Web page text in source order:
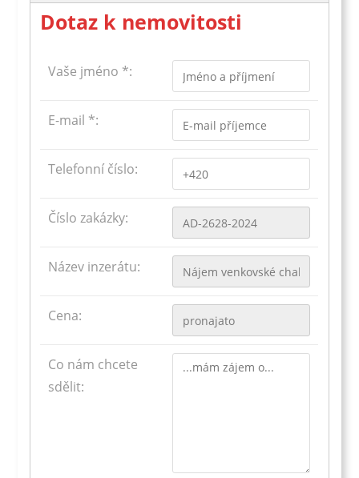
Dotaz k nemovitosti
Vaše jméno *:
E-mail *:
Telefonní číslo:
Číslo zakázky:
Název inzerátu:
Cena:
Co nám chcete
sdělit: